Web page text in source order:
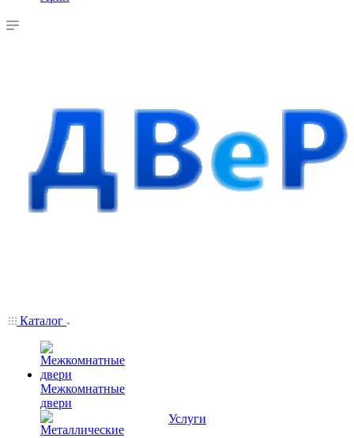
Каталог
Межкомнатные
двери
Услуги